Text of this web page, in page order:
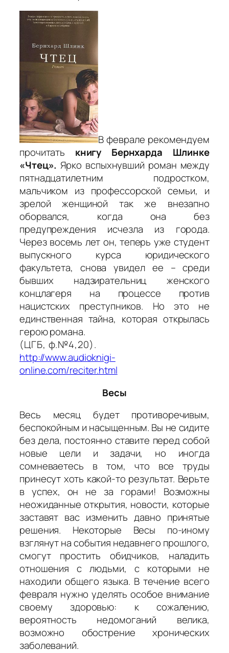
В феврале рекомендуем
прочитать книгу Бернхарда Шлинке
«Чтец». Ярко вспыхнувший роман между
пятнадцатилетним подростком,
мальчиком из профессорской семьи, и
зрелой женщиной так же внезапно
оборвался, когда она без
предупреждения исчезла из города.
Через восемь лет он, теперь уже студент
выпускного курса юридического
факультета, снова увидел ее – среди
бывших надзирательниц женского
концлагеря на процессе против
нацистских преступников. Но это не
единственная тайна, которая открылась
герою романа.
(ЦГБ, ф.№4,20).
http://www.audioknigi-
online.com/reciter.html
Весы
Весь месяц будет противоречивым,
беспокойным и насыщенным. Вы не сидите
без дела, постоянно ставите перед собой
новые цели и задачи, но иногда
сомневаетесь в том, что все труды
принесут хоть какой-то результат. Верьте
в успех, он не за горами! Возможны
неожиданные открытия, новости, которые
заставят вас изменить давно принятые
решения. Некоторые Весы по-иному
взглянут на события недавнего прошлого,
смогут простить обидчиков, наладить
отношения с людьми, с которыми не
находили общего языка. В течение всего
февраля нужно уделять особое внимание
своему здоровью: к сожалению,
вероятность недомоганий велика,
возможно обострение хронических
заболеваний.